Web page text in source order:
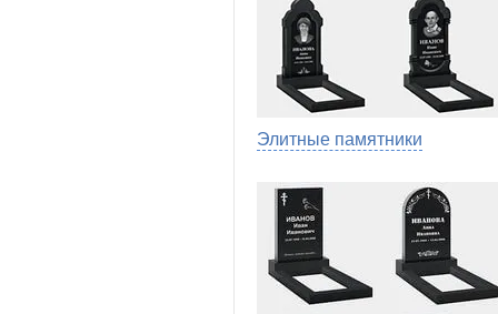
Элитные памятники